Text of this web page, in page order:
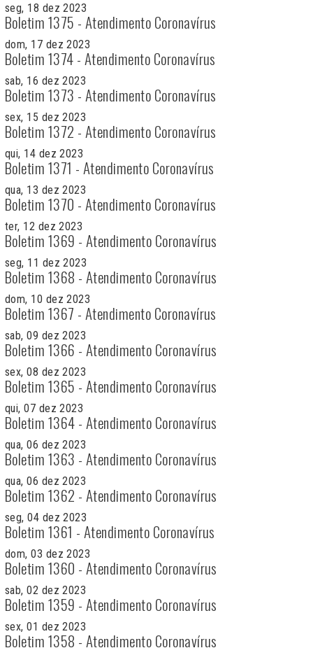
seg, 18 dez 2023
Boletim 1375 - Atendimento Coronavírus
dom, 17 dez 2023
Boletim 1374 - Atendimento Coronavírus
sab, 16 dez 2023
Boletim 1373 - Atendimento Coronavírus
sex, 15 dez 2023
Boletim 1372 - Atendimento Coronavírus
qui, 14 dez 2023
Boletim 1371 - Atendimento Coronavírus
qua, 13 dez 2023
Boletim 1370 - Atendimento Coronavírus
ter, 12 dez 2023
Boletim 1369 - Atendimento Coronavírus
seg, 11 dez 2023
Boletim 1368 - Atendimento Coronavírus
dom, 10 dez 2023
Boletim 1367 - Atendimento Coronavírus
sab, 09 dez 2023
Boletim 1366 - Atendimento Coronavírus
sex, 08 dez 2023
Boletim 1365 - Atendimento Coronavírus
qui, 07 dez 2023
Boletim 1364 - Atendimento Coronavírus
qua, 06 dez 2023
Boletim 1363 - Atendimento Coronavírus
qua, 06 dez 2023
Boletim 1362 - Atendimento Coronavírus
seg, 04 dez 2023
Boletim 1361 - Atendimento Coronavírus
dom, 03 dez 2023
Boletim 1360 - Atendimento Coronavírus
sab, 02 dez 2023
Boletim 1359 - Atendimento Coronavírus
sex, 01 dez 2023
Boletim 1358 - Atendimento Coronavírus